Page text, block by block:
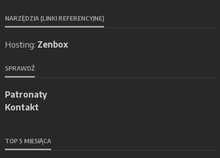
NARZĘDZIA (LINKI REFERENCYJNE)
Hosting: Zenbox
SPRAWDŹ
Patronaty
Kontakt
TOP 5 MIESIĄCA